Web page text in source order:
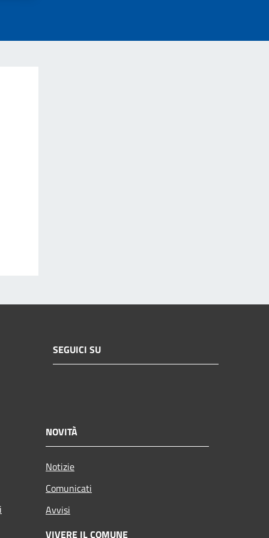
SEGUICI SU
NOVITÀ
Notizie
Comunicati
Avvisi
VIVERE IL COMUNE